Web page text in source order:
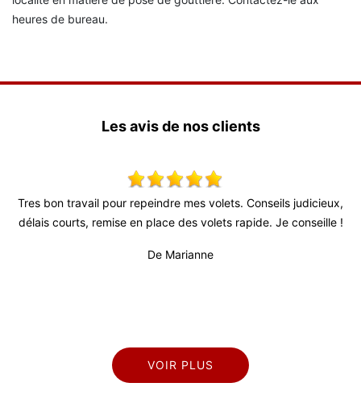
heures de bureau.
Les avis de nos clients
mes volets. Conseils judicieux,
volets rapide. Je conseille !
Super travail ! Équipe très
VOIR PLUS